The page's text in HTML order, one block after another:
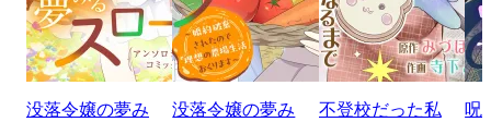
没落令嬢の夢み
没落令嬢の夢み
不登校だった私
呪